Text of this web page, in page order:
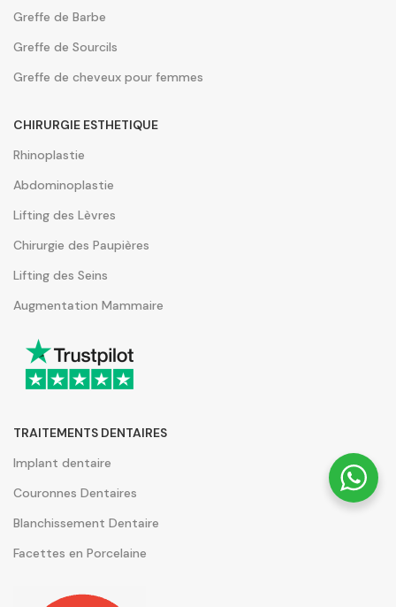
Greffe de Barbe
Greffe de Sourcils
Greffe de cheveux pour femmes
CHIRURGIE ESTHETIQUE
Rhinoplastie
Abdominoplastie
Lifting des Lèvres
Chirurgie des Paupières
Lifting des Seins
Augmentation Mammaire
TRAITEMENTS DENTAIRES
Implant dentaire
Couronnes Dentaires
Blanchissement Dentaire
Facettes en Porcelaine